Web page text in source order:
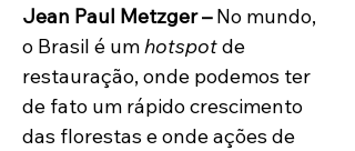
Jean Paul Metzger – No mundo,
o Brasil é um hotspot de
restauração, onde podemos ter
de fato um rápido crescimento
das florestas e onde ações de